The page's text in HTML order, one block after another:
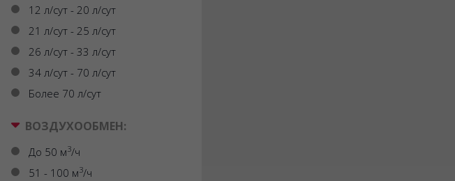
12 л/сут - 20 л/сут
21 л/сут - 25 л/сут
26 л/сут - 33 л/сут
34 л/сут - 70 л/сут
Более 70 л/сут
ВОЗДУХООБМЕН:
До 50 м3/ч
51 - 100 м3/ч